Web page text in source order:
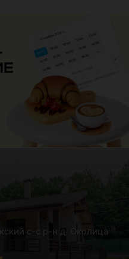
с-с р-н д. Околица